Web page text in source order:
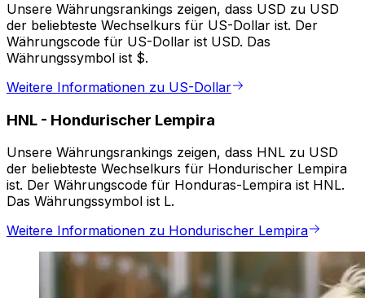
Unsere Währungsrankings zeigen, dass USD zu USD
der beliebteste Wechselkurs für US-Dollar ist. Der
Währungscode für US-Dollar ist USD. Das
Währungssymbol ist $.
Weitere Informationen zu US-Dollar
HNL - Hondurischer Lempira
Unsere Währungsrankings zeigen, dass HNL zu USD
der beliebteste Wechselkurs für Hondurischer Lempira
ist. Der Währungscode für Honduras-Lempira ist HNL.
Das Währungssymbol ist L.
Weitere Informationen zu Hondurischer Lempira